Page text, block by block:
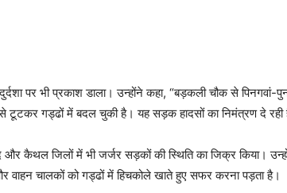
पर भी प्रकाश डाला। उन्होंने कहा, “बड़कली चौक से पिनगवां-
टूटकर गड्ढों में बदल चुकी है। यह सड़क हादसों का निमंत्रण दे रही
और कैथल जिलों में भी जर्जर सड़कों की स्थिति का जिक्र किया।
वाहन चालकों को गड्ढों में हिचकोले खाते हुए सफर करना पड़ता है।